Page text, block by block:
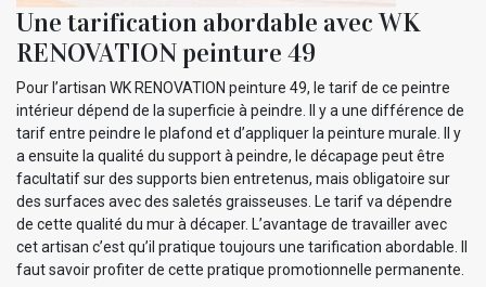
Une tarification abordable avec WK
RENOVATION peinture 49
Pour l’artisan WK RENOVATION peinture 49, le tarif de ce peintre
intérieur dépend de la superficie à peindre. Il y a une différence de
tarif entre peindre le plafond et d’appliquer la peinture murale. Il y
a ensuite la qualité du support à peindre, le décapage peut être
facultatif sur des supports bien entretenus, mais obligatoire sur
des surfaces avec des saletés graisseuses. Le tarif va dépendre
de cette qualité du mur à décaper. L’avantage de travailler avec
cet artisan c’est qu’il pratique toujours une tarification abordable. Il
faut savoir profiter de cette pratique promotionnelle permanente.